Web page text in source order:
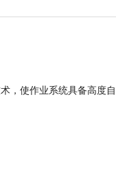
，使作业系统具备高度自